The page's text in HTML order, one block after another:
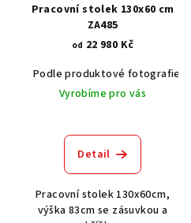
Pracovní stolek 130x60 cm
ZA485
od 22 980 Kč
Podle produktové fotografie
Vyrobíme pro vás
Detail
Pracovní stolek 130x60cm,
výška 83cm se zásuvkou a